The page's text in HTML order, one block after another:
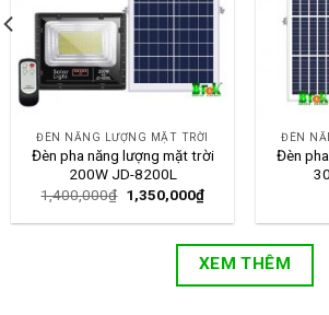
ĐÈN NĂNG LƯỢNG MẶT TRỜI
Đèn pha năng lượng mặt trời
200W JD-8200L
1,400,000₫ 1,350,000₫
ĐÈN
Đèn
XEM THÊM